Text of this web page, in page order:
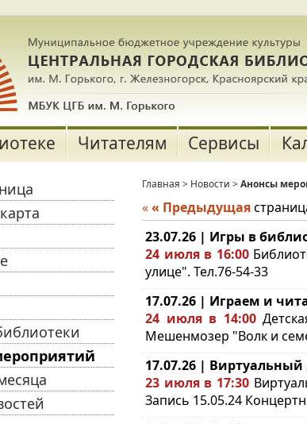
Читателям Сервисы
Главная > Новости >Анонсы
«« Предыдущая
23.07.26 | Игры в
24 июля в 16:00
улице". Тел.76-54-33
17.07.26 | Играем и
24 июля в 14:00
Мешенмозер "Волк и
17.07.26 |
23 июля в 17:30
Запись 15.05.24